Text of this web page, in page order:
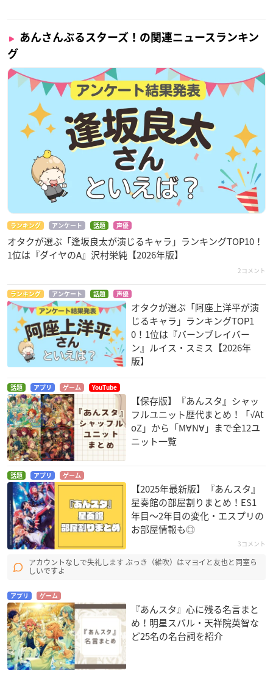
あんさんぶるスターズ！の関連ニュースランキン
グ
ランキング アンケート 話題 声優
オタクが選ぶ「逢坂良太が演じるキャラ」ランキングTOP10！
1位は『ダイヤのA』沢村栄純【2026年版】
2コメント
ランキング アンケート 話題 声優
オタクが選ぶ「阿座上洋平が演
じるキャラ」ランキングTOP1
0！1位は『バーンブレイバー
ン』ルイス・スミス【2026年
版】
話題 アプリ ゲーム YouTube
【保存版】『あんスタ』シャッ
フルユニット歴代まとめ！「√At
oZ」から「M∀N∀」まで全12ユ
ニット一覧
話題 アプリ ゲーム
【2025年最新版】『あんスタ』
星奏館の部屋割りまとめ！ES1
年目〜2年目の変化・エスプリの
お部屋情報も◎
3コメント
アカウントなしで失礼します ぶっき（維吹）はマヨイと友也と同室ら
しいですよ
アプリ ゲーム
『あんスタ』心に残る名言まと
め！明星スバル・天祥院英智な
ど25名の名台詞を紹介